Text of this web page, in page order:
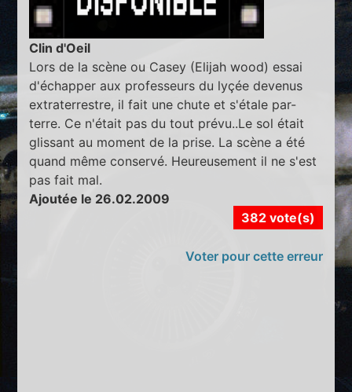
Clin d'Oeil
Lors de la scène ou Casey (Elijah wood) essai
d'échapper aux professeurs du lyçée devenus
extraterrestre, il fait une chute et s'étale par-
terre. Ce n'était pas du tout prévu..Le sol était
glissant au moment de la prise. La scène a été
quand même conservé. Heureusement il ne s'est
pas fait mal.
Ajoutée le 26.02.2009
382 vote(s)
Voter pour cette erreur